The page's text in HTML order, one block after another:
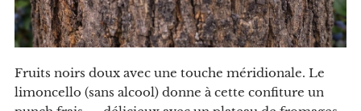
Fruits noirs doux avec une touche méridionale. Le
limoncello (sans alcool) donne à cette confiture un